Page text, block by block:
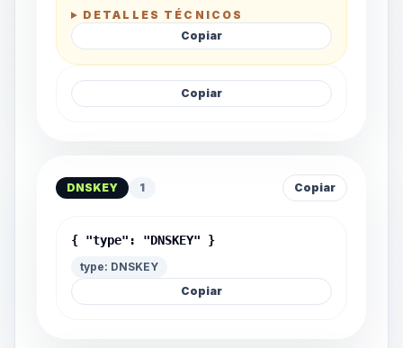
DETALLES TÉCNICOS
Copiar
Copiar
DNSKEY 1 Copiar
{ "type": "DNSKEY" }
type: DNSKEY
Copiar